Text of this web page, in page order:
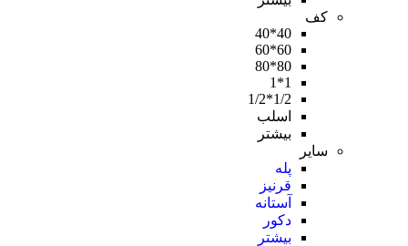
کف
40*40
60*60
80*80
1*1
1/2*1/2
اسلب
بیشتر
سایر
پله
قرنیز
آستانه
دکور
بیشتر